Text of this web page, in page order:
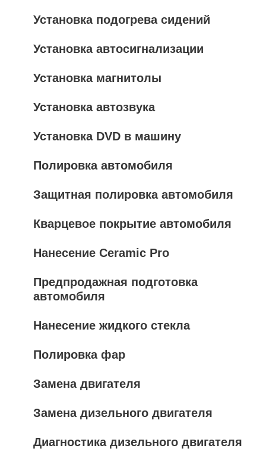
Установка подогрева сидений
Установка автосигнализации
Установка магнитолы
Установка автозвука
Установка DVD в машину
Полировка автомобиля
Защитная полировка автомобиля
Кварцевое покрытие автомобиля
Нанесение Ceramic Pro
Предпродажная подготовка
автомобиля
Нанесение жидкого стекла
Полировка фар
Замена двигателя
Замена дизельного двигателя
Диагностика дизельного двигателя